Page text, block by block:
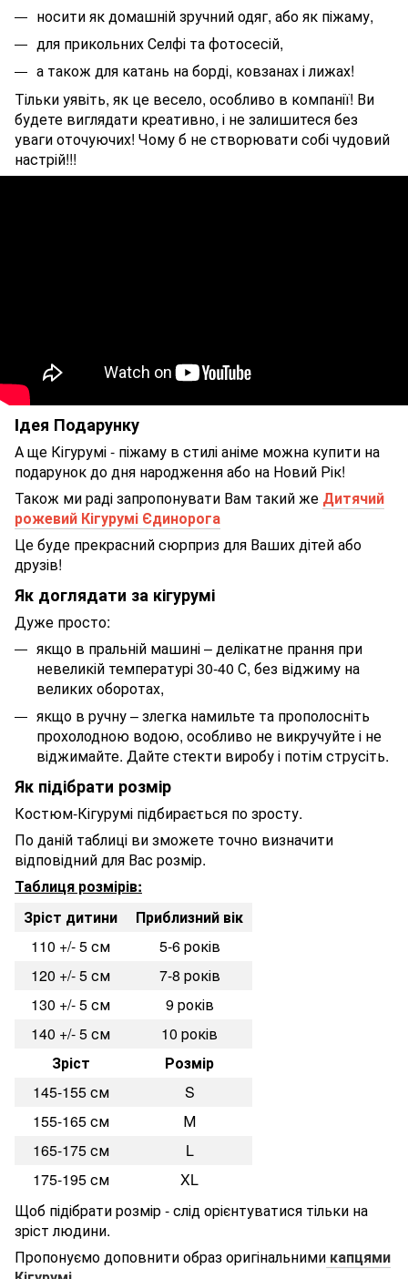
носити як домашній зручний одяг, або як піжаму,
для прикольних Селфі та фотосесій,
а також для катань на борді, ковзанах і лижах!
Тільки уявіть, як це весело, особливо в компанії! Ви
будете виглядати креативно, і не залишитеся без
уваги оточуючих! Чому б не створювати собі чудовий
настрій!!!
Iдея Подарунку
А ще Кігурумі - піжаму в стилі аніме можна купити на
подарунок до дня народження або на Новий Рік!
Також ми раді запропонувати Вам такий же Дитячий
рожевий Кігурумі Єдинорога
Це буде прекрасний сюрприз для Ваших дітей або
друзів!
Як доглядати за кігурумі
Дуже просто:
якщо в пральній машині – делікатне прання при
невеликій температурі 30-40 С, без віджиму на
великих оборотах,
якщо в ручну – злегка намильте та прополосніть
прохолодною водою, особливо не викручуйте і не
віджимайте. Дайте стекти виробу і потім струсіть.
Як підібрати розмір
Костюм-Кігурумі підбирається по зросту.
По даній таблиці ви зможете точно визначити
відповідний для Вас розмір.
Таблиця розмірів:
Зріст дитини
Приблизний вік
110 +/- 5 см
5-6 років
120 +/- 5 см
7-8 років
130 +/- 5 см
9 років
140 +/- 5 см
10 років
Зріст
Розмір
145-155 см
S
155-165 см
М
165-175 см
L
175-195 см
XL
Щоб підібрати розмір - слід орієнтуватися тільки на
зріст людини.
Пропонуємо доповнити образ оригінальними капцями